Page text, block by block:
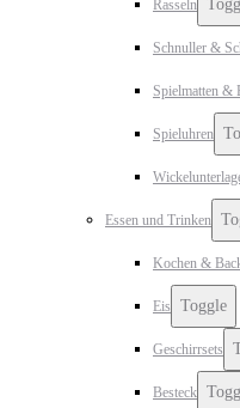
Rasseln
Schnuller &
Spielmatten &
Spieluhren
Essen und Trinken
Kochen &
Eis Toggle
Geschirrsets
Besteck